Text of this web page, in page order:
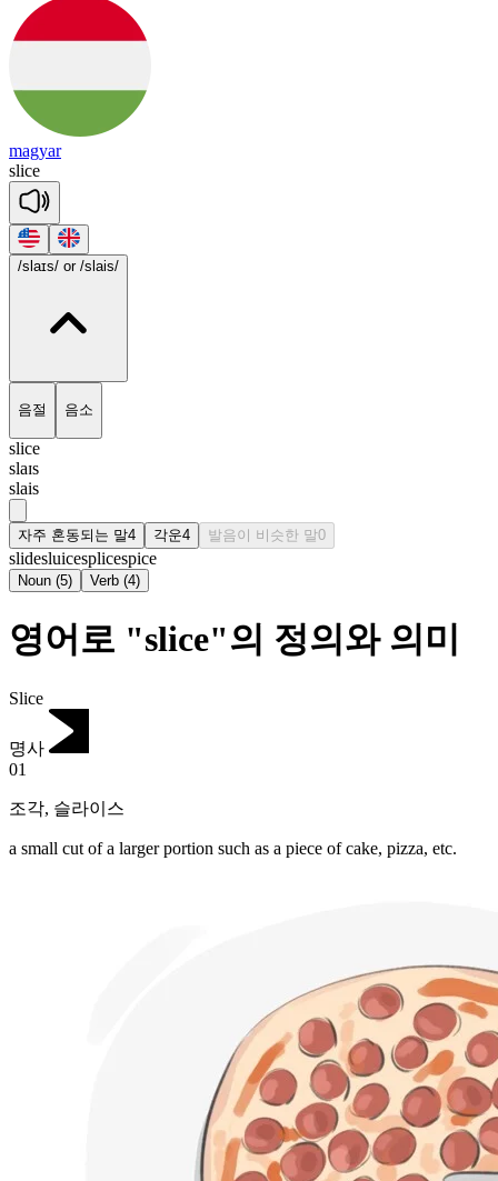
magyar
slice
/slaɪs/ or /slais/
음절 음소
slice
slaɪs
slais
자주 혼동되는 말4 각운4 발음이 비슷한 말0
slidesluicesplicespice
Noun (5) Verb (4)
영어로 "slice"의 정의와 의미
Slice
명사
01
조각, 슬라이스
a small cut of a larger portion such as a piece of cake, pizza, etc.